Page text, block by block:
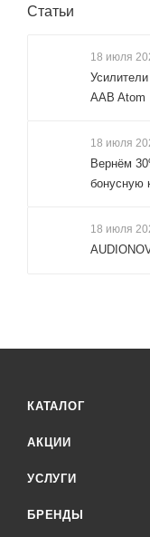
Статьи
18 июля
AAB Atom
18 июля
Вернём
бонусную
18 июля
КАТАЛОГ
АКЦИИ
УСЛУГИ
БРЕНДЫ